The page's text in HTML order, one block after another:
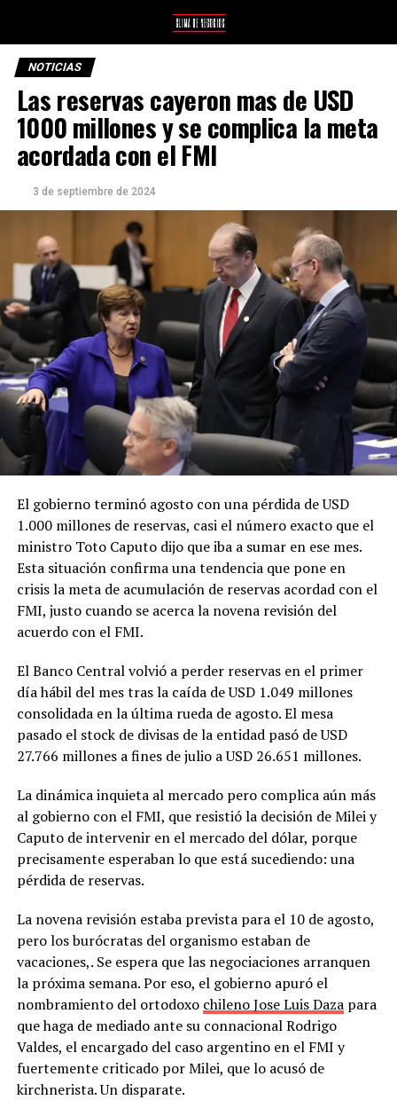
NOTICIAS
Las reservas cayeron mas de USD
1000 millones y se complica la meta
acordada con el FMI
3 de septiembre de 2024
El gobierno terminó agosto con una pérdida de USD
1.000 millones de reservas, casi el número exacto que el
ministro Toto Caputo dijo que iba a sumar en ese mes.
Esta situación confirma una tendencia que pone en
crisis la meta de acumulación de reservas acordad con el
FMI, justo cuando se acerca la novena revisión del
acuerdo con el FMI.
El Banco Central volvió a perder reservas en el primer
día hábil del mes tras la caída de USD 1.049 millones
consolidada en la última rueda de agosto. El mesa
pasado el stock de divisas de la entidad pasó de USD
27.766 millones a fines de julio a USD 26.651 millones.
La dinámica inquieta al mercado pero complica aún más
al gobierno con el FMI, que resistió la decisión de Milei y
Caputo de intervenir en el mercado del dólar, porque
precisamente esperaban lo que está sucediendo: una
pérdida de reservas.
La novena revisión estaba prevista para el 10 de agosto,
pero los burócratas del organismo estaban de
vacaciones,. Se espera que las negociaciones arranquen
la próxima semana. Por eso, el gobierno apuró el
nombramiento del ortodoxo chileno Jose Luis Dazapara
que haga de mediado ante su connacional Rodrigo
Valdes, el encargado del caso argentino en el FMI y
fuertemente criticado por Milei, que lo acusó de
kirchnerista. Un disparate.